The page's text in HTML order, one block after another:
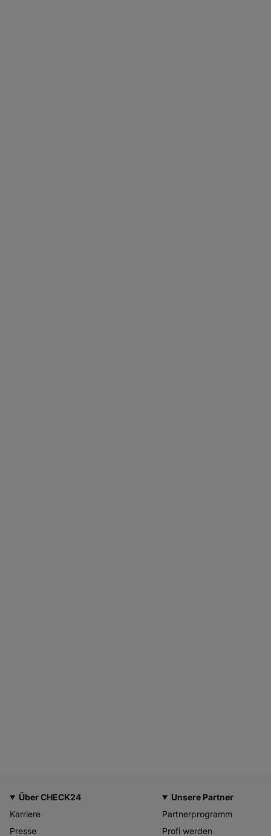
Über CHECK24
Karriere
Presse
Unsere Partner
Partnerprogramm
Profi werden